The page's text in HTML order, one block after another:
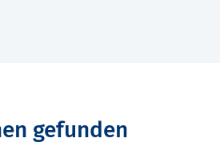
gefunden